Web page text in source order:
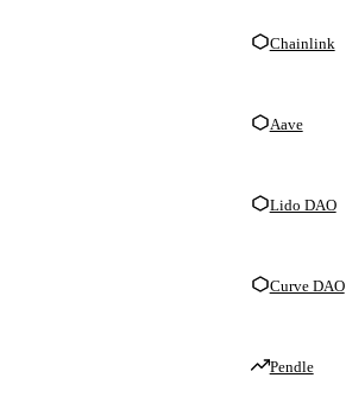
Chainlink
Aave
Lido DAO
Curve DAO
Pendle